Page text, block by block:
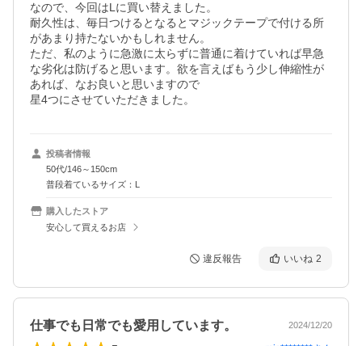
なので、今回はLに買い替えました。
耐久性は、毎日つけるとなるとマジックテープで付ける所
があまり持たないかもしれません。
ただ、私のように急激に太らずに普通に着けていれば早急
な劣化は防げると思います。欲を言えばもう少し伸縮性が
あれば、なお良いと思いますので
星4つにさせていただきました。
投稿者情報
50代/146～150cm
普段着ているサイズ：L
購入したストア
安心して買えるお店
違反報告 いいね 2
仕事でも日常でも愛用しています。 2024/12/20